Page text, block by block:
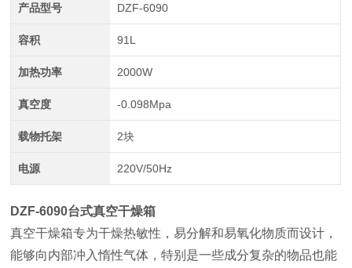
产品型号 DZF-6090
容积 91L
加热功率 2000W
真空度 -0.098Mpa
载物托架 2块
电源 220V/50Hz
DZF-6090台式真空干燥箱
真空干燥箱专为干燥热敏性，易分解和易氧化物质而设计，
能够向内部冲入惰性气体，特别是一些成分复杂的物品也能